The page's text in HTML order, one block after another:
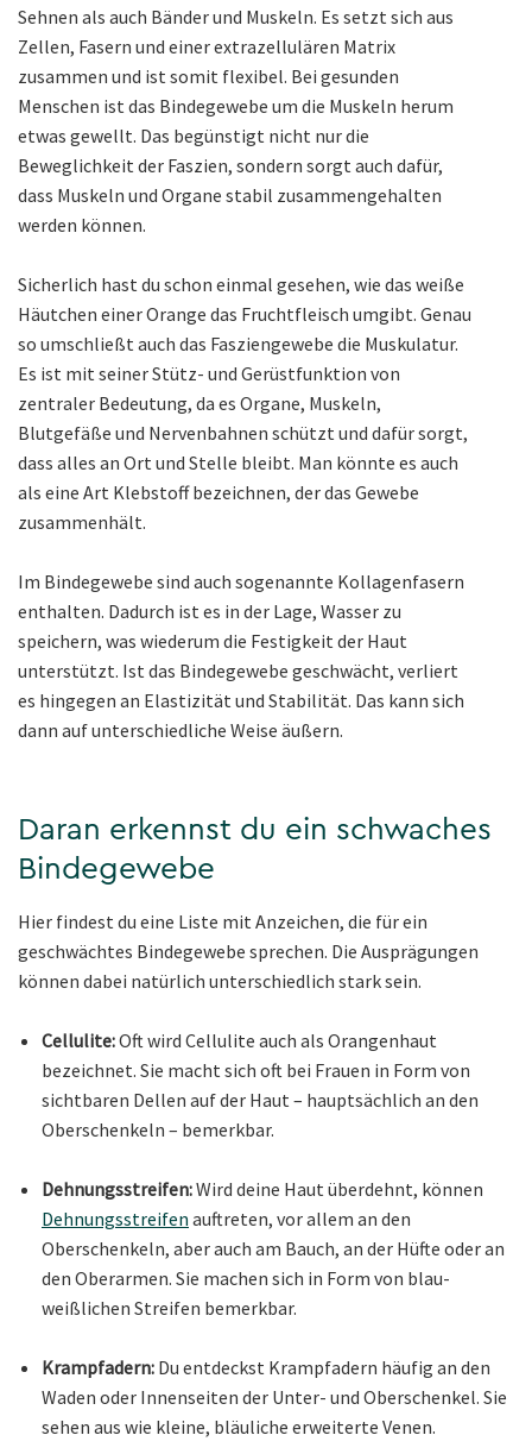
Sehnen als auch Bänder und Muskeln. Es setzt sich aus
Zellen, Fasern und einer extrazellulären Matrix
zusammen und ist somit flexibel. Bei gesunden
Menschen ist das Bindegewebe um die Muskeln herum
etwas gewellt. Das begünstigt nicht nur die
Beweglichkeit der Faszien, sondern sorgt auch dafür,
dass Muskeln und Organe stabil zusammengehalten
werden können.
Sicherlich hast du schon einmal gesehen, wie das weiße
Häutchen einer Orange das Fruchtfleisch umgibt. Genau
so umschließt auch das Fasziengewebe die Muskulatur.
Es ist mit seiner Stütz- und Gerüstfunktion von
zentraler Bedeutung, da es Organe, Muskeln,
Blutgefäße und Nervenbahnen schützt und dafür sorgt,
dass alles an Ort und Stelle bleibt. Man könnte es auch
als eine Art Klebstoff bezeichnen, der das Gewebe
zusammenhält.
Im Bindegewebe sind auch sogenannte Kollagenfasern
enthalten. Dadurch ist es in der Lage, Wasser zu
speichern, was wiederum die Festigkeit der Haut
unterstützt. Ist das Bindegewebe geschwächt, verliert
es hingegen an Elastizität und Stabilität. Das kann sich
dann auf unterschiedliche Weise äußern.
Daran erkennst du ein schwaches
Bindegewebe
Hier findest du eine Liste mit Anzeichen, die für ein
geschwächtes Bindegewebe sprechen. Die Ausprägungen
können dabei natürlich unterschiedlich stark sein.
Cellulite:Oft wird Cellulite auch als Orangenhaut
bezeichnet. Sie macht sich oft bei Frauen in Form von
sichtbaren Dellen auf der Haut – hauptsächlich an den
Oberschenkeln – bemerkbar.
Dehnungsstreifen:Wird deine Haut überdehnt, können
Dehnungsstreifen auftreten, vor allem an den
Oberschenkeln, aber auch am Bauch, an der Hüfte oder an
den Oberarmen. Sie machen sich in Form von blau-
weißlichen Streifen bemerkbar.
Krampfadern: Du entdeckst Krampfadern häufig an den
Waden oder Innenseiten der Unter- und Oberschenkel. Sie
sehen aus wie kleine, bläuliche erweiterte Venen.